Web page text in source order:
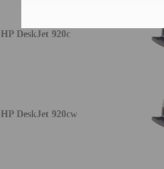
HP DeskJet 920c
HP DeskJet 920cw